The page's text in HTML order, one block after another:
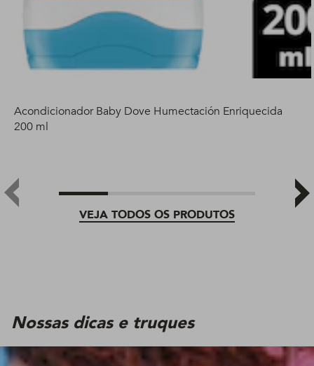
VEJA TODOS OS PRODUTOS
Acondicionador Baby Dove Humectación Enriquecida
200 ml
Nossas dicas e truques